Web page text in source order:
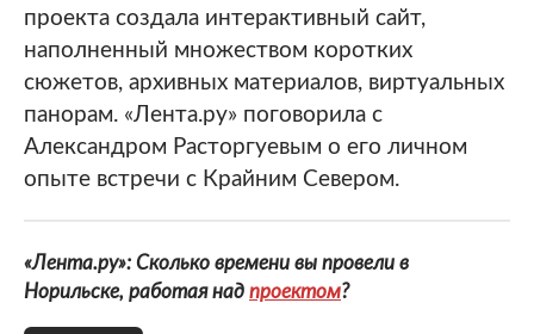
проекта создала интерактивный сайт,
наполненный множеством коротких
сюжетов, архивных материалов, виртуальных
панорам. «Лента.ру» поговорила с
Александром Расторгуевым о его личном
опыте встречи с Крайним Севером.
«Лента.ру»: Сколько времени вы провели в
Норильске, работая над проектом?